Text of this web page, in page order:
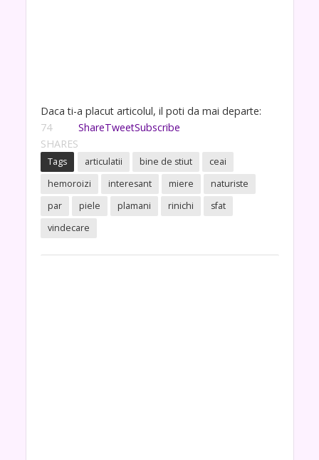
Daca ti-a placut articolul, il poti da mai departe:
74
SHARES
ShareTweetSubscribe
Tags articulatii bine de stiut
ceai
hemoroizi
interesant miere
naturiste
par
piele plamani rinichi
sfat
vindecare